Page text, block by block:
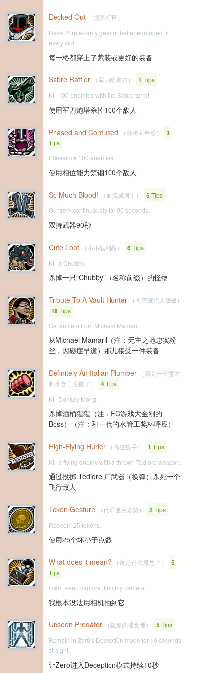
Decked Out
（盛装打扮）
Have Purple-rarity gear or better equipped in
every slot.
每一格都穿上了紫装或更好的装备
Sabre Rattler （军刀响尾蛇） 1 Tips
Kill 100 enemies with the Sabre turret.
使用军刀炮塔杀掉100个敌人
Phased and Confused （混淆而迷惑） 3
Tips
Phaselock 100 enemies.
使用相位能力禁锢100个敌人
So Much Blood! （血流成河！） 5Tips
Gunzerk continuously for 90 seconds.
双持武器90秒
Cute Loot （小小战利品） 6Tips
Kill a Chubby.
杀掉一只“Chubby”（名称前缀）的怪物
Tribute To A Vault Hunter （向密藏猎人致敬）
18Tips
Get an item from Michael Mamaril.
从Michael Mamaril（注：无主之地忠实粉
丝，因癌症早逝）那儿接受一件装备
Definitely An Italian Plumber
（就是一个意大
利水管工没错了）
4Tips
Kill Donkey Mong.
杀掉酒桶猩猩（注：FC游戏大金刚的
Boss）（注：和一代的水管工奖杯呼应）
High-Flying Hurler （高空投手） 1 Tips
Kill a flying enemy with a thrown Tediore weapon.
通过投掷 Tediore 厂武器（换弹）杀死一个
飞行敌人
Token Gesture （代币使用姿势） 2Tips
Redeem 25 tokens.
使用25个坏小子点数
What does it mean? （这是什么意思？） 5
Tips
I can't even capture it on my camera.
我根本没法用相机拍到它
Unseen Predator （隐形的捕食者） 5Tips
Remain in Zer0's Decepti0n mode for 10 seconds
straight.
让Zero进入Deception模式持续10秒